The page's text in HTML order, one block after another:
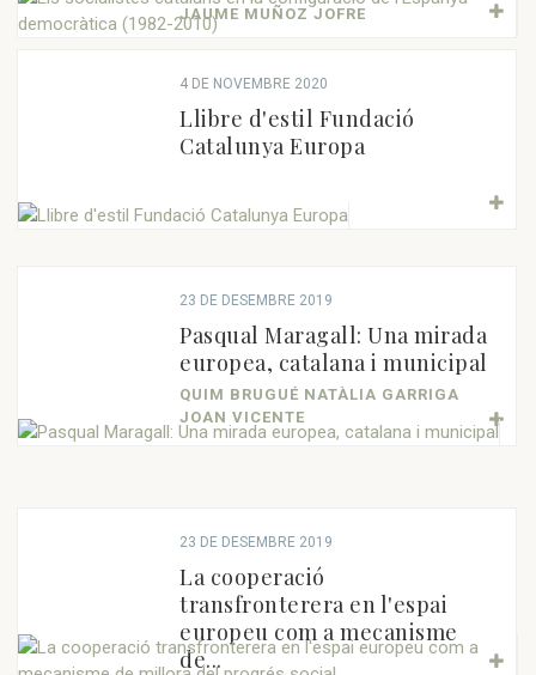
JAUME MUÑOZ JOFRE
4 DE NOVEMBRE 2020
Llibre d'estil Fundació
Catalunya Europa
23 DE DESEMBRE 2019
Pasqual Maragall: Una mirada
europea, catalana i municipal
QUIM BRUGUÉ NATÀLIA GARRIGA
JOAN VICENTE
23 DE DESEMBRE 2019
La cooperació
transfronterera en l'espai
europeu com a mecanisme
de...